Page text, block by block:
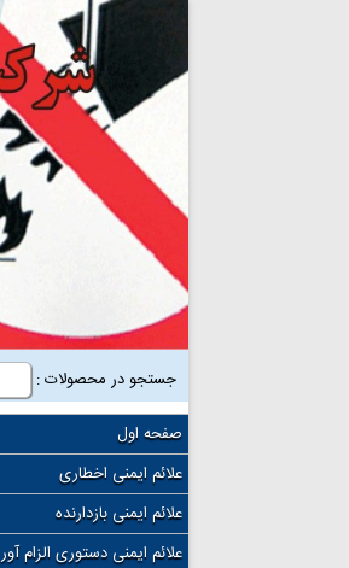
جستجو در محصولات :
صفحه اول
علائم ایمنی اخطاری
علائم ایمنی بازدارنده
علائم ایمنی دستوری الزام آور